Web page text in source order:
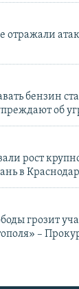
отражали
бензин
об
рост
в
грозит
–